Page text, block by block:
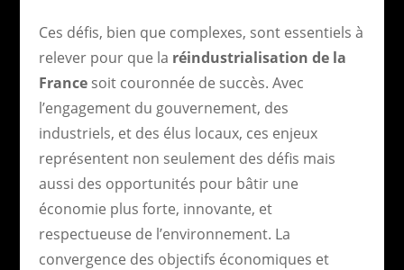
Ces défis, bien que complexes, sont essentiels à
relever pour que la réindustrialisation de la
Francesoit couronnée de succès. Avec
l’engagement du gouvernement, des
industriels, et des élus locaux, ces enjeux
représentent non seulement des défis mais
aussi des opportunités pour bâtir une
économie plus forte, innovante, et
respectueuse de l’environnement. La
convergence des objectifs économiques et